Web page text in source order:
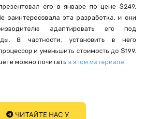
его в январе по цене $249.
заинтересовала эта разработка, и они
адаптировать его под
В частности, установить в него
и уменьшить стоимость до $199.
можно почитать в этом материале.
ЧИТАЙТЕ НАС У